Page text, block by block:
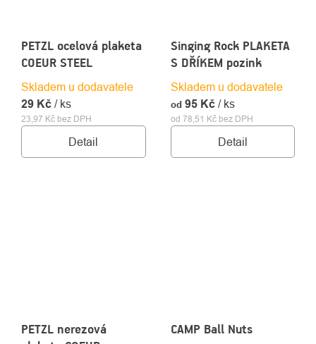
PETZL ocelová plaketa
COEUR STEEL
Skladem u dodavatele
23,97 Kč bez DPH
29 Kč / ks
Detail
Singing Rock PLAKETA
S DŘÍKEM pozink
Skladem u dodavatele
od 78,51 Kč bez DPH
od 95 Kč / ks
Detail
PETZL nerezová
CAMP Ball Nuts